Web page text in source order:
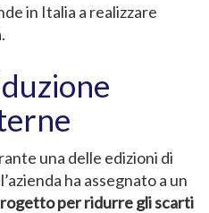
in Italia a realizzare
una delle edizioni di
ha assegnato a un
per ridurre gli scarti